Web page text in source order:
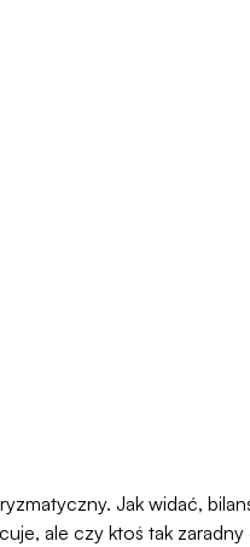
Jak widać,
ale czy ktoś tak zaradny